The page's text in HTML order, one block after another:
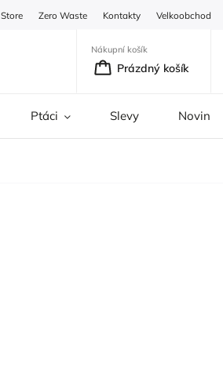
Store Zero Waste Kontakty Velkoobchod
Nákupní košík
Prázdný košík
Ptáci Slevy Novinky